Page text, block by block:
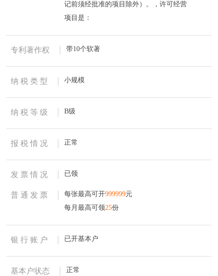
记前须经批准的项目除外）。，许可经营
项目是：
专利著作权 带10个软著
纳 税 类 型 小规模
纳 税 等 级 B级
报 税 情 况 正常
发 票 情 况 已领
普 通 发 票 每张最高可开999999元
每月最高可领25份
银 行 账 户 已开基本户
基本户状态 正常